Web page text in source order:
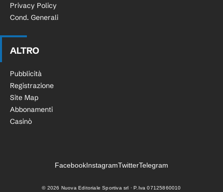
Privacy Policy
Cond. Generali
ALTRO
Pubblicità
Registrazione
Site Map
Abbonamenti
Casinò
FacebookInstagramTwitterTelegram
© 2026 Nuova Editoriale Sportiva srl · P.Iva 07125860010